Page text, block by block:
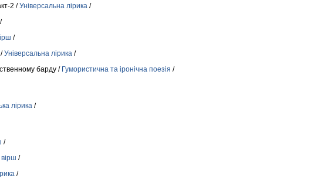
2 /Універсальна лірика /
/
/
Універсальна лірика /
барду / Гумористична та іронічна поезія /
лірика /
/
/
/